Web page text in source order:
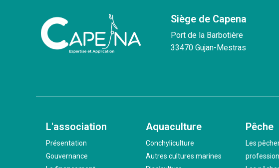
Siège de Capena
Port de la Barbotière
33470 Gujan-Mestras
L'association
Présentation
Gouvernance
Aquaculture
Conchyliculture
Autres cultures marines
Pêche
Les